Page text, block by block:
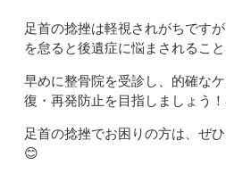
足首の捻挫は軽視されがちです
を怠ると後遺症に悩まされるこ
早めに整骨院を受診し、的確な
復・再発防止を目指しましょう！
足首の捻挫でお困りの方は、ぜ
😊